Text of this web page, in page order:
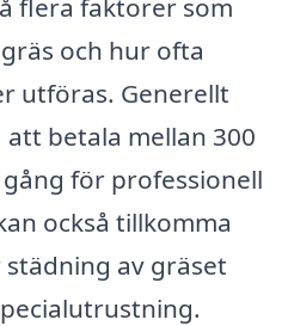
flera faktorer som
och hur ofta
utföras. Generellt
betala mellan 300
för professionell
också tillkomma
av gräset